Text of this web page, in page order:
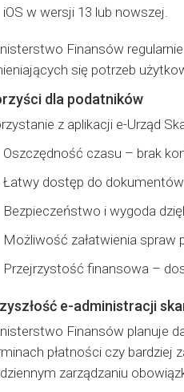
iOS w wersji 13 lub nowszej.
Finansów
się potrzeb
dla podatników
z aplikacji e-Urząd
Oszczędność czasu – brak
Łatwy dostęp do
Bezpieczeństwo i wygoda
Możliwość załatwienia spraw
Przejrzystość finansowa –
e-administracji
Finansów planuje
płatności czy bardziej
zarządzaniu